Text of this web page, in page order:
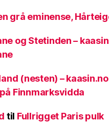
grå eminense,
og Stetinden –
(nesten) – kaasin.no
Finnmarksvidda
til Fullrigget Paris pulk